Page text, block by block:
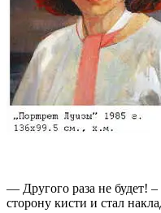
— Другого раза не будет!
сторону кисти и стал